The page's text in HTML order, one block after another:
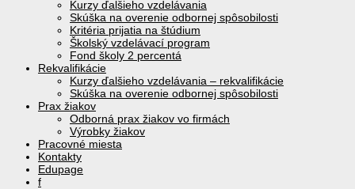
Kurzy ďalšieho vzdelávania
Skúška na overenie odbornej spôsobilosti
Kritéria prijatia na štúdium
Školský vzdelávací program
Fond školy 2 percentá
Rekvalifikácie
Kurzy ďalšieho vzdelávania – rekvalifikácie
Skúška na overenie odbornej spôsobilosti
Prax žiakov
Odborná prax žiakov vo firmách
Výrobky žiakov
Pracovné miesta
Kontakty
Edupage
f